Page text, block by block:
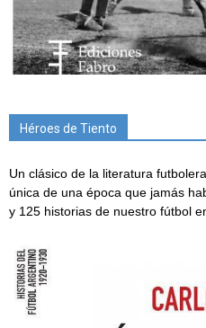
Héroes de Tiento
Un clásico de la literatura
única de una época que jamás
y 125 historias de nuestro fútbol